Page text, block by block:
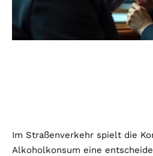
Im Straßenverkehr spielt die
Alkoholkonsum eine